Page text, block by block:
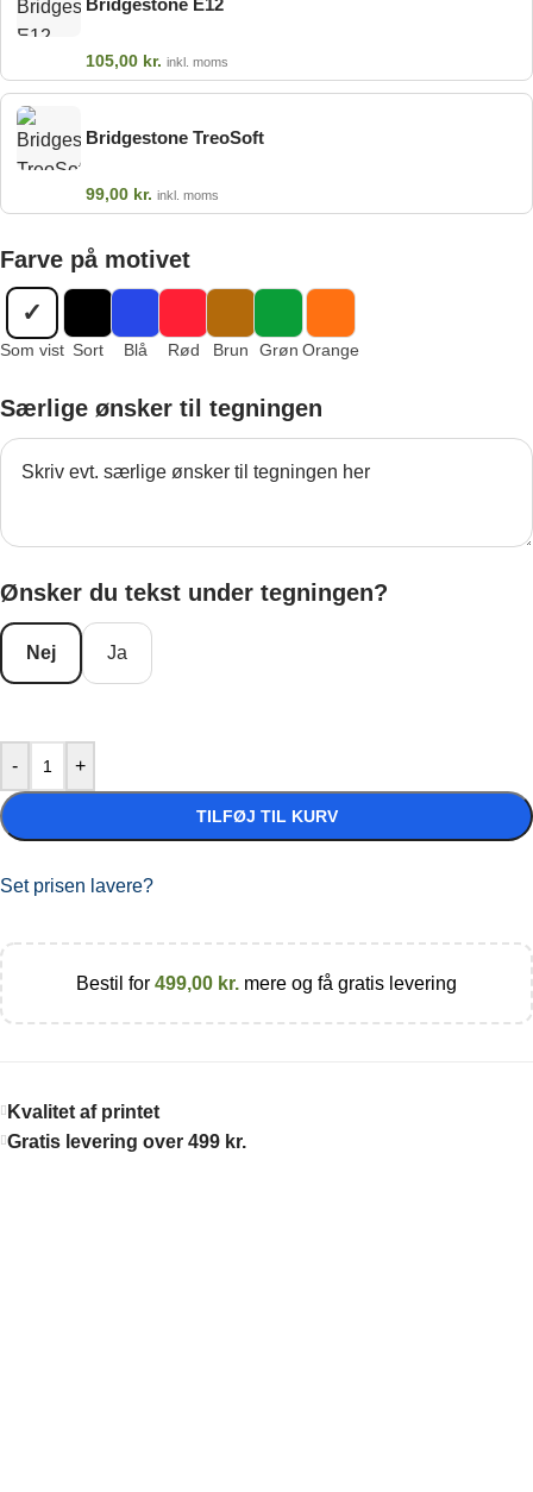
105,00 kr. inkl. moms
Bridgestone TreoSoft
99,00 kr. inkl. moms
Farve på motivet
✓
Som vist Sort Blå Rød Brun Grøn Orange
Særlige ønsker til tegningen
Ønsker du tekst under tegningen?
Nej Ja
- +
TILFØJ TIL KURV
Set prisen lavere?
Bestil for 499,00 kr. mere og få gratis levering
Kvalitet af printet
Gratis levering over 499 kr.